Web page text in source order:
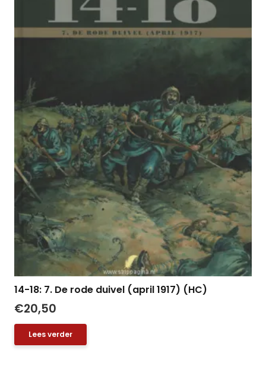
14-18: 7. De rode duivel (april 1917) (HC)
€20,50
Lees verder